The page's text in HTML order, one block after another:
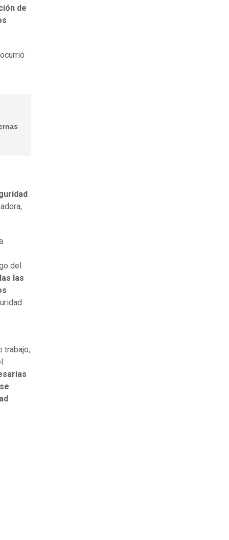
de
del
las
trabajo,